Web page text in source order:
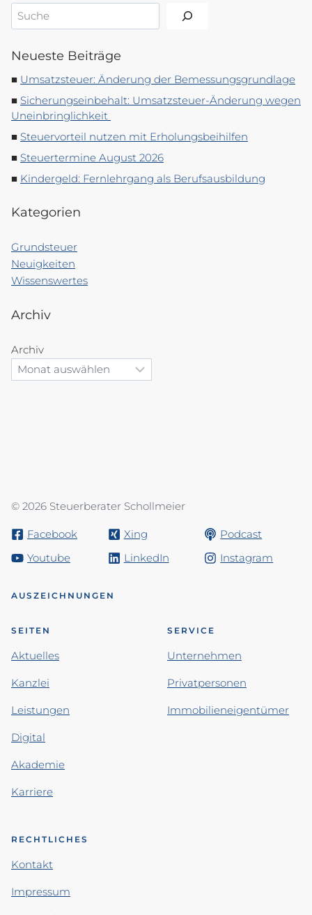
Suchen
Neueste Beiträge
Umsatzsteuer: Änderung der Bemessungsgrundlage
Sicherungseinbehalt: Umsatzsteuer-Änderung wegen
Uneinbringlichkeit
Steuervorteil nutzen mit Erholungsbeihilfen
Steuertermine August 2026
Kindergeld: Fernlehrgang als Berufsausbildung
Kategorien
Grundsteuer
Neuigkeiten
Wissenswertes
Archiv
Archiv
© 2026 Steuerberater Schollmeier
Facebook Xing
Podcast
Youtube
LinkedIn Instagram
AUSZEICHNUNGEN
SEITEN
Aktuelles
Kanzlei
Leistungen
Digital
Akademie
Karriere
SERVICE
Unternehmen
Privatpersonen
Immobilieneigentümer
RECHTLICHES
Kontakt
Impressum